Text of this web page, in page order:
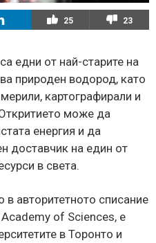
25 23
едни от най-старите на
природен водород, като
картографирали и
може да
енергия и да
доставчик на един от
в света.
в авторитетното списание
of Sciences, е
в Торонто и